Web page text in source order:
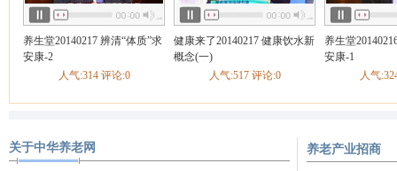
养生堂20140217 辨清“体质”求
安康-2
人气:314 评论:0
健康来了20140217 健康饮水新
概念(一)
人气:517 评论:0
养生堂
安康-1
人气
关于中华养老网 养老产业招商